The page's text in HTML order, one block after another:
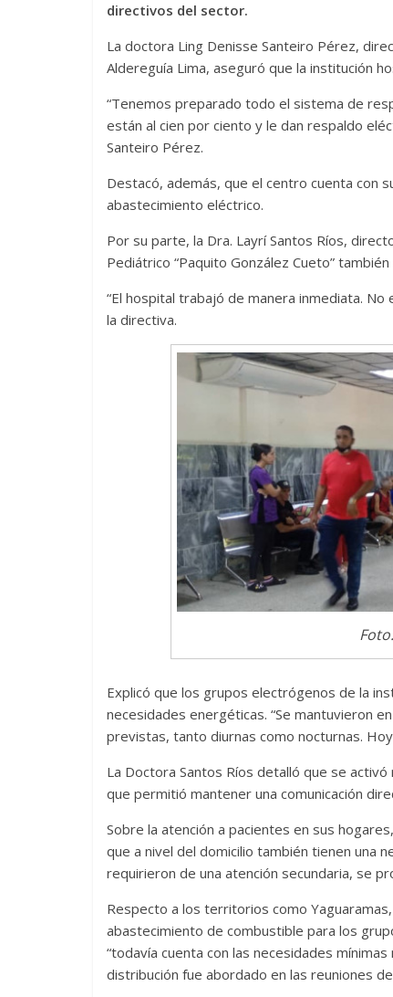
directivos del sector.
La doctora Ling Denisse Santeiro Pérez,
Aldereguía Lima, aseguró que la institución
“Tenemos preparado todo el sistema de
están al cien por ciento y le dan respaldo
Santeiro Pérez.
Destacó, además, que el centro cuenta con
abastecimiento eléctrico.
Por su parte, la Dra. Layrí Santos Ríos,
Pediátrico “Paquito González Cueto”
“El hospital trabajó de manera inmediata.
la directiva.
Explicó que los grupos electrógenos de la
necesidades energéticas. “Se mantuvieron
previstas, tanto diurnas como nocturnas.
La Doctora Santos Ríos detalló que se
que permitió mantener una comunicación
Sobre la atención a pacientes en sus
que a nivel del domicilio también tienen una
requirieron de una atención secundaria, se
Respecto a los territorios como
abastecimiento de combustible para los
“todavía cuenta con las necesidades
distribución fue abordado en las reuniones